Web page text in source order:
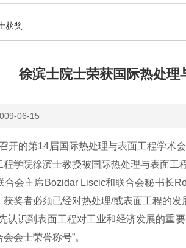
获奖
徐滨士院士荣获国际热处理
06-15
的第14届国际热处理与表面工程学术
学院徐滨士教授被国际热处理与表面工
主席Bozidar Liscic和联合会秘书长
奖者必须已经对热处理/或表面工程的
识到表面工程对工业和经济发展的重
会士荣誉称号”。